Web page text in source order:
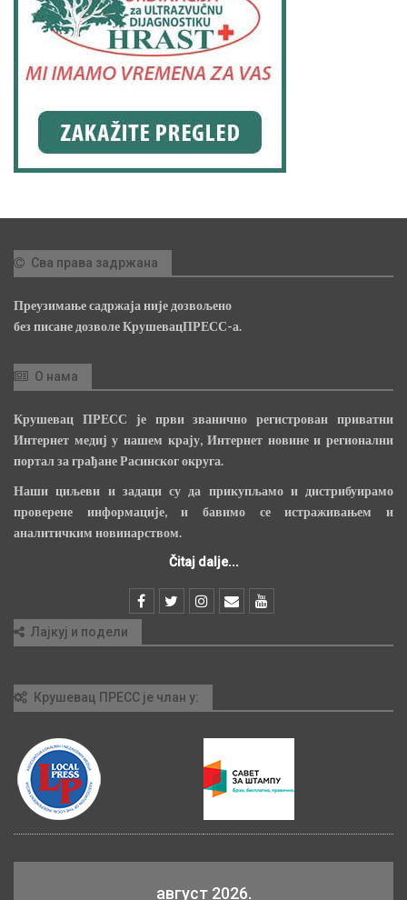
Сва права задржана
Преузимање садржаја није дозвољено
без писане дозволе КрушевацПРЕСС-а.
О нама
Крушевац ПРЕСС је први званично регистрован приватни
Интернет медиј у нашем крају, Интернет новине и регионални
портал за грађане Расинског округа.
Наши циљеви и задаци су да прикупљамо и дистрибуирамо
проверене информације, и бавимо се истраживањем и
аналитичким новинарством.
Čitaj dalje...
Лајкуј и подели
Крушевац ПРЕСС је члан у:
август 2026.